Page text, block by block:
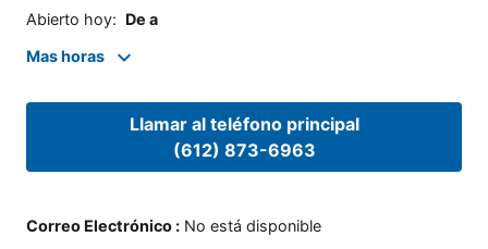
Abierto hoy: De a
Mas horas
Llamar al teléfono principal
(612) 873-6963
Correo Electrónico : No está disponible